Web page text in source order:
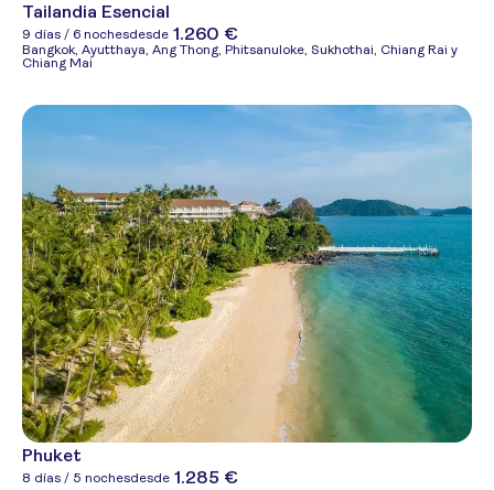
Tailandia Esencial
9 días / 6 nochesdesde 1.260 €
Bangkok, Ayutthaya, Ang Thong, Phitsanuloke, Sukhothai, Chiang Rai y
Chiang Mai
Phuket
8 días / 5 nochesdesde 1.285 €